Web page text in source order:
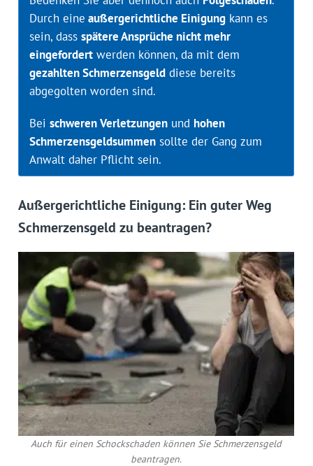
Durch eine außergerichtliche Einigungkann es
sein, dass spätere Ansprüche nicht mehr
eingefordertwerden können, da mit dem
gezahlten Schmerzensgelddiese bereits
abgegolten worden sind.
Bei schweren Verletzungenund hohen
Schmerzensgeldsummensollte der Gang zum
Anwalt daher Pflicht sein.
Außergerichtliche Einigung: Ein guter Weg
Schmerzensgeld zu beantragen?
Auch für einen Schockschaden können Sie Schmerzensgeld
beantragen.